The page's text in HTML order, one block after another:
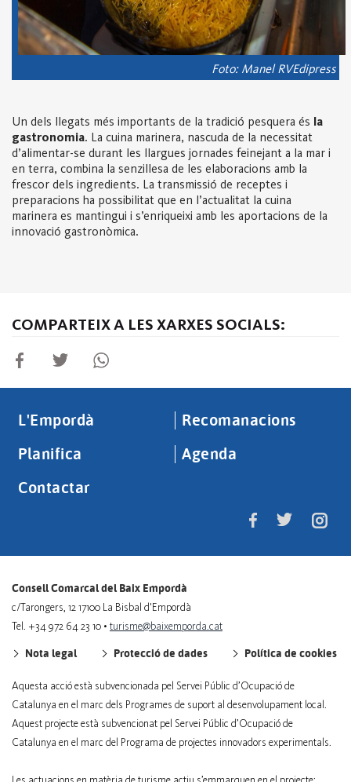
Foto: Manel RVEdipress
Un dels llegats més importants de la tradició pesquera és la
gastronomia. La cuina marinera, nascuda de la necessitat
d’alimentar-se durant les llargues jornades feinejant a la mar i
en terra, combina la senzillesa de les elaboracions amb la
frescor dels ingredients. La transmissió de receptes i
preparacions ha possibilitat que en l’actualitat la cuina
marinera es mantingui i s’enriqueixi amb les aportacions de la
innovació gastronòmica.
COMPARTEIX A LES XARXES SOCIALS:
L'Empordà
Recomanacions
Planifica
Agenda
Contactar
Consell Comarcal del Baix Empordà
c/Tarongers, 12 17100 La Bisbal d'Empordà
Tel. +34 972 64 23 10 • turisme@baixemporda.cat
Nota legal Protecció de dades Política de cookies
Aquesta acció està subvencionada pel Servei Públic d’Ocupació de
Catalunya en el marc dels Programes de suport al desenvolupament local.
Aquest projecte està subvencionat pel Servei Públic d’Ocupació de
Catalunya en el marc del Programa de projectes innovadors experimentals.